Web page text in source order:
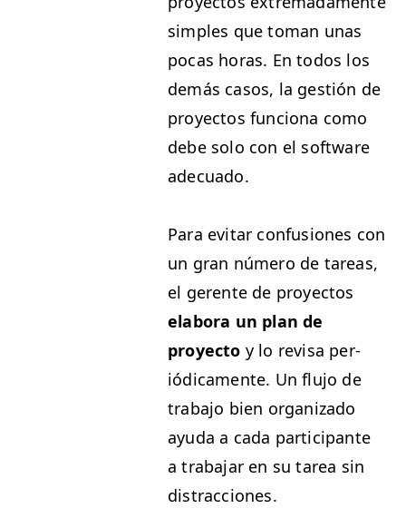
sim­ples que toman unas
pocas horas. En todos los
demás casos, la gestión de
proyec­tos fun­ciona como
debe solo con el soft­ware
adecuado.
Para evi­tar con­fu­siones con
un gran número de tar­eas,
el ger­ente de proyec­tos
elab­o­ra un plan de
proyec­to y lo revisa per­
iódica­mente. Un flu­jo de
tra­ba­jo bien orga­ni­za­do
ayu­da a cada par­tic­i­pante
a tra­ba­jar en su tarea sin
distracciones.